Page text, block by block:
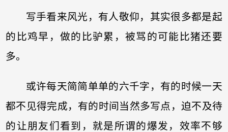
写手看来风光，有人敬仰，其实很多都是起
的比鸡早，做的比驴累，被骂的可能比猪还要
多。
或许每天简简单单的六千字，有的时候一天
都不见得完成，有的时间当然多写点，迫不及待
的让朋友们看到，就是所谓的爆发，效率不够